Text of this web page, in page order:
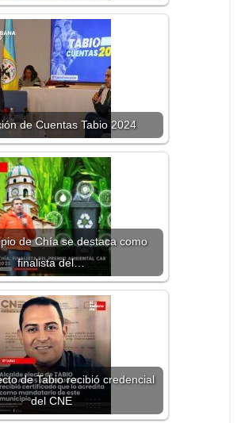
de Cuentas Tabio 2024
de Chía se destaca como
finalista del…
de Tabio recibió credencial
del CNE